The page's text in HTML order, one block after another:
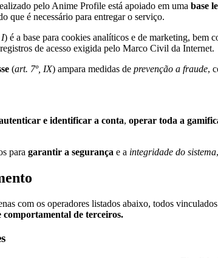
pelo Anime Profile está apoiado em uma base
que é necessário para entregar o serviço.
I) é a base para cookies analíticos e de marketing,
de acesso exigida pelo Marco Civil da Internet.
(art. 7º, IX) ampara medidas de prevenção a fraude,
e identificar a conta, operar toda a
para garantir a segurança e a integridade do sistema,
com os operadores listados abaixo, todos
de terceiros.